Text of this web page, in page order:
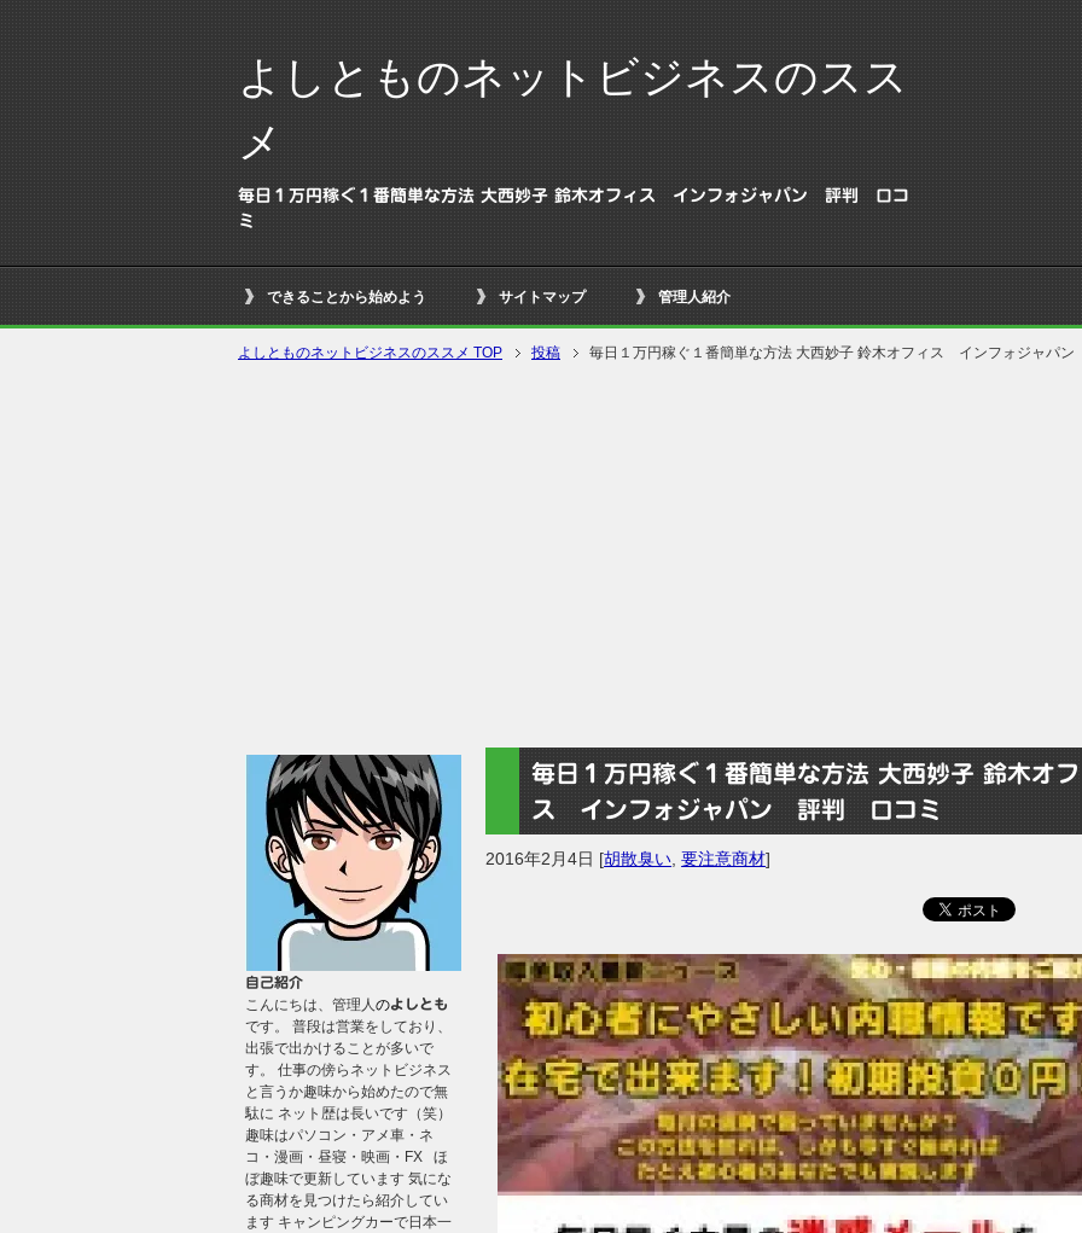
よしとものネットビジネスのスス
メ
毎日１万円稼ぐ１番簡単な方法 大西妙子 鈴木オフィス インフォジャパン 評判 口コ
ミ
できることから始めよう サイトマップ 管理人紹介
よしとものネットビジネスのススメ TOP 投稿 毎日１万円稼ぐ１番簡単な方法 大西妙子 鈴木オフィス インフォジャパ
毎日１万円稼ぐ１番簡単な方法 大西妙子 鈴木オ
ス インフォジャパン 評判 口コミ
2016年2月4日 [胡散臭い ,要注意商材]
自己紹介
こんにちは、管理人のよしとも
です。 普段は営業をしており、
出張で出かけることが多いで
す。 仕事の傍らネットビジネス
と言うか趣味から始めたので無
駄に ネット歴は長いです（笑）
趣味はパソコン・アメ車・ネ
コ・漫画・昼寝・映画・FX ほ
ぼ趣味で更新しています 気にな
る商材を見つけたら紹介してい
ます キャンピングカーで日本一